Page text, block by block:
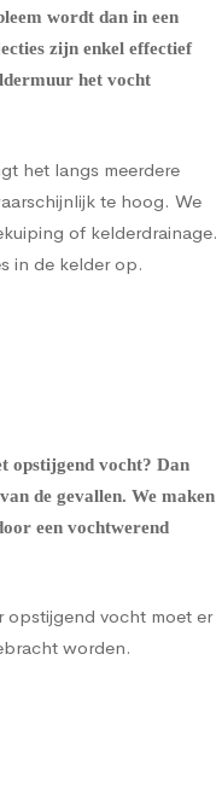
wordt dan in een
zijn enkel effectief
het vocht
het langs meerdere
te hoog. We
of kelderdrainage.
in de kelder op.
opstijgend vocht? Dan
de gevallen. We maken
een vochtwerend
opstijgend vocht moet er
worden.